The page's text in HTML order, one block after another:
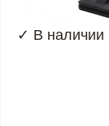
✓ В наличии